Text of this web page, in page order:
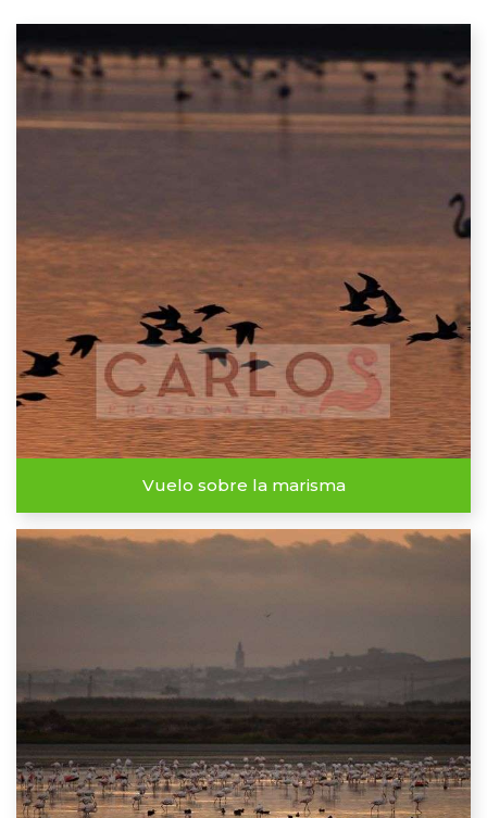
Vuelo sobre la marisma